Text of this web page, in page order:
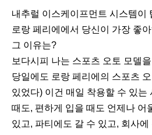
내추럴 이스케이프먼트 시스템이
로랑 페리에에서 당신이 가장 좋
그 이유는?
보다시피 나는 스포츠 오토 모델
당일에도 로랑 페리에의 스포츠
있었다) 이건 매일 착용할 수 있는
때도, 편하게 입을 때도 언제나 어
있고, 파티에도 갈 수 있고, 회사에